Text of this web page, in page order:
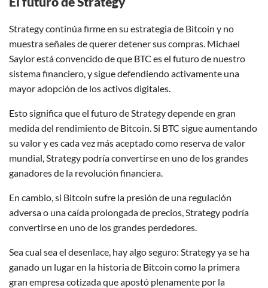
Strategy continúa firme en su estrategia de Bitcoin y no
muestra señales de querer detener sus compras. Michael
Saylor está convencido de que BTC es el futuro de nuestro
sistema financiero, y sigue defendiendo activamente una
mayor adopción de los activos digitales.
Esto significa que el futuro de Strategy depende en gran
medida del rendimiento de Bitcoin. Si BTC sigue aumentando
su valor y es cada vez más aceptado como reserva de valor
mundial, Strategy podría convertirse en uno de los grandes
ganadores de la revolución financiera.
En cambio, si Bitcoin sufre la presión de una regulación
adversa o una caída prolongada de precios, Strategy podría
convertirse en uno de los grandes perdedores.
Sea cual sea el desenlace, hay algo seguro: Strategy ya se ha
ganado un lugar en la historia de Bitcoin como la primera
gran empresa cotizada que apostó plenamente por la